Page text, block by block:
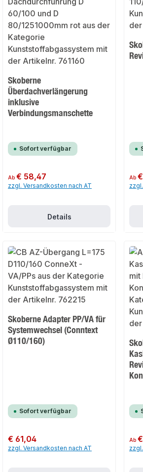
Skoberne
Überdachverlängerung
inklusive
Verbindungsmanschette
Sofort verfügbar
Regulärer Preis:
Ab€ 58,47
zzgl. Versandkosten nach AT
Details
Ab
Skoberne Adapter PP/VA für
Systemwechsel (Conntext
Ø110/160)
Sofort verfügbar
Regulärer Preis:
€ 61,04
zzgl. Versandkosten nach AT
Ab